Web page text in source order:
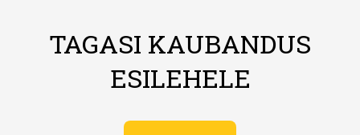
TAGASI KAUBANDUS
ESILEHELE